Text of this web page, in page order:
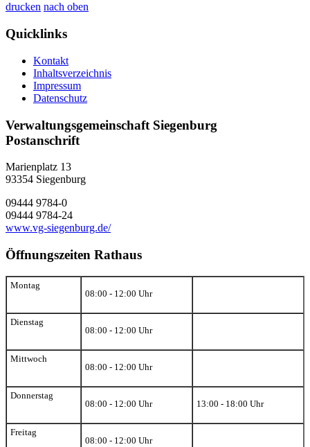
drucken nach oben
Quicklinks
Kontakt
Inhaltsverzeichnis
Impressum
Datenschutz
Verwaltungsgemeinschaft Siegenburg
Postanschrift
Marienplatz 13
93354 Siegenburg
09444 9784-0
09444 9784-24
www.vg-siegenburg.de/
Öffnungszeiten Rathaus
Montag
08:00 - 12:00 Uhr
Dienstag
08:00 - 12:00 Uhr
Mittwoch
08:00 - 12:00 Uhr
Donnerstag
08:00 - 12:00 Uhr
13:00 - 18:00 Uhr
Freitag
08:00 - 12:00 Uhr